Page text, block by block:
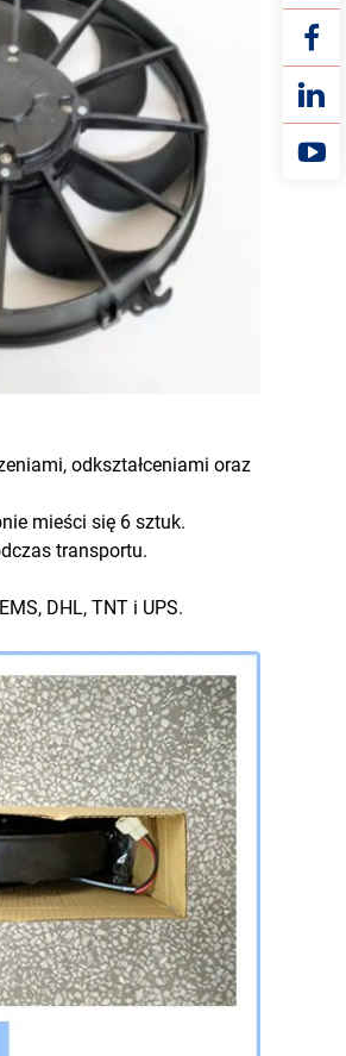
odkształceniami oraz
mieści się 6 sztuk.
transportu.
DHL, TNT i UPS.